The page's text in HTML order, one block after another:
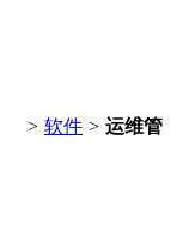
> 软件 > 运维管